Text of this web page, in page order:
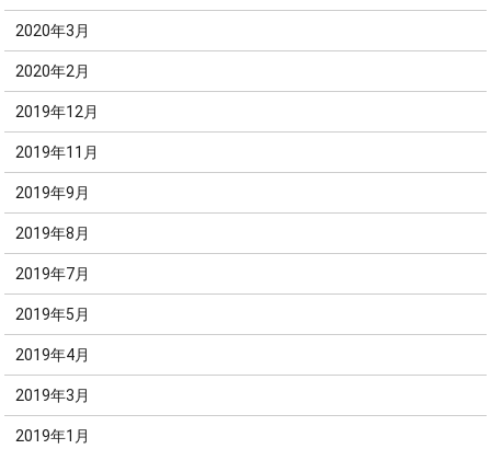
2020年3月
2020年2月
2019年12月
2019年11月
2019年9月
2019年8月
2019年7月
2019年5月
2019年4月
2019年3月
2019年1月